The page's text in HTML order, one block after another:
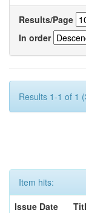
Results/Page
In order
Results 1-1 of 1
Item hits:
Issue Date